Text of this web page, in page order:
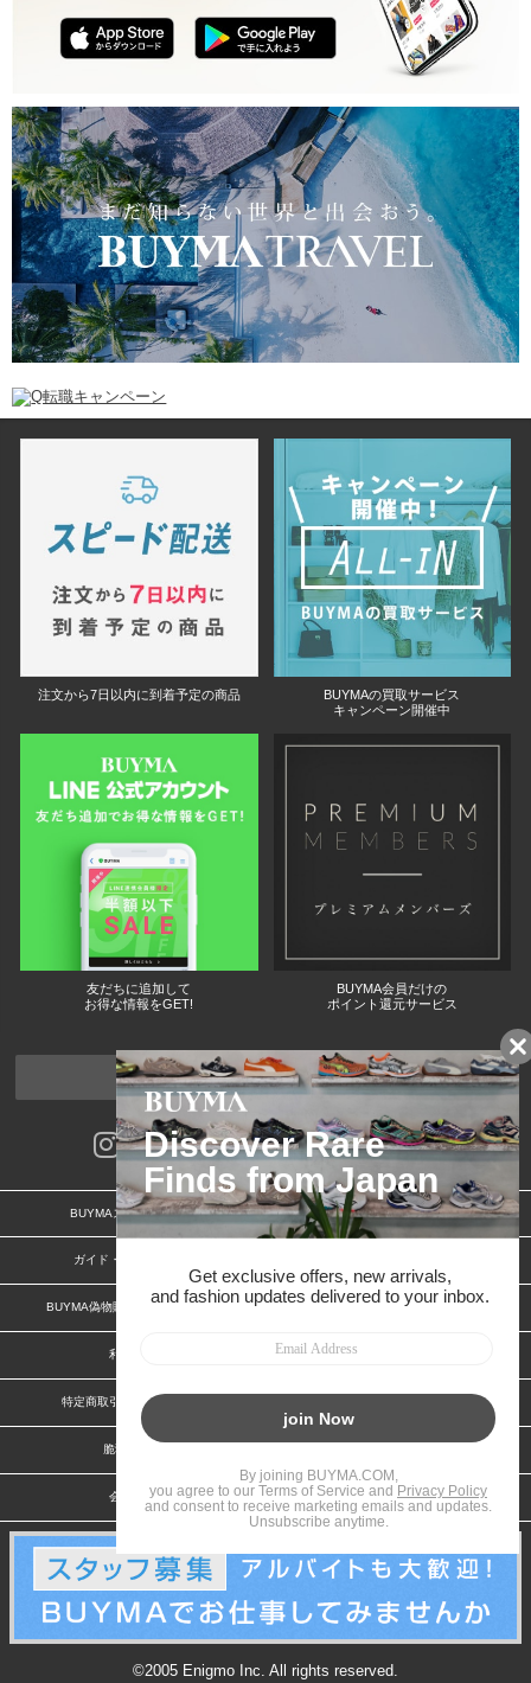
注文から7日以内に到着予定の商品
BUYMAの買取サービス
キャンペーン開催中
友だちに追加して
お得な情報をGET!
BUYMA会員だけの
ポイント還元サービス
ページトップへ
BUYMAスタートガイド 安心への取り組み
ガイド・お問い合わせ
BUYMA偽物販売防止の取り組み BUYMA CARD
利用規約
特定商取引法に関する表記
脆弱性報告
会社案内 スタッフ募集
©2005 Enigmo Inc. All rights reserved.